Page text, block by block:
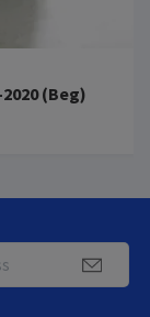
(Beg)